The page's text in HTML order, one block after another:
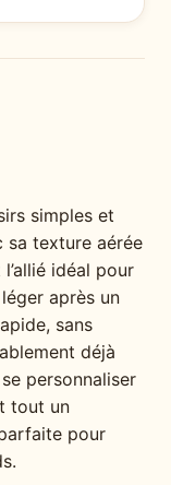
simples et
sa texture aérée
idéal pour
après un
sans
déjà
personnaliser
tout un
pour